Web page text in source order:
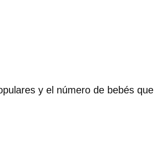
y el número de bebés que